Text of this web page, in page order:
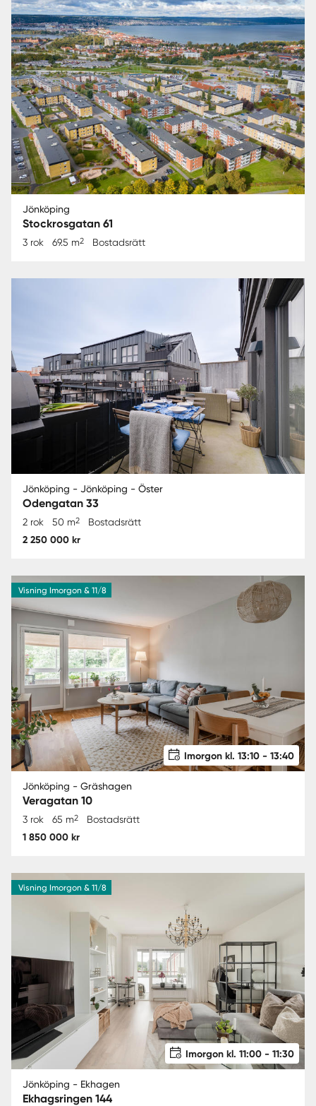
Jönköping
Stockrosgatan 61
3 rok 69.5 m2 Bostadsrätt
Jönköping - Jönköping - Öster
Odengatan 33
2 rok 50 m2 Bostadsrätt
2 250 000 kr
Visning Imorgon & 11/8
Imorgon kl. 13:10 - 13:40
Jönköping - Gräshagen
Veragatan 10
3 rok 65 m2 Bostadsrätt
1 850 000 kr
Visning Imorgon & 11/8
Imorgon kl. 11:00 - 11:30
Jönköping - Ekhagen
Ekhagsringen 144